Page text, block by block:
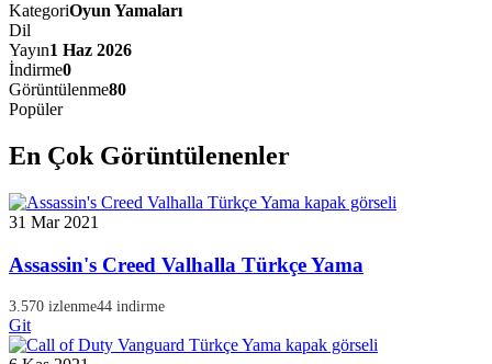
KategoriOyun Yamaları
Dil
Yayın1 Haz 2026
İndirme0
Görüntülenme80
Popüler
En Çok Görüntülenenler
31 Mar 2021
Assassin's Creed Valhalla Türkçe Yama
3.570 izlenme44 indirme
Git